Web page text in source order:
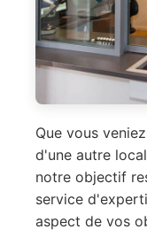
Que vous
d'une autre
notre objectif
service
aspect de vos